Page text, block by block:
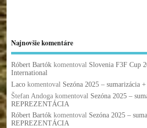
Najnovšie komentáre
Róbert Bartókkomentoval Slovenia F3F Cup
International
Lacokomentoval Sezóna 2025 – sumarizácia
Štefan Andogakomentoval Sezóna 2025 –
REPREZENTÁCIA
Róbert Bartókkomentoval Sezóna 2025 –
REPREZENTÁCIA